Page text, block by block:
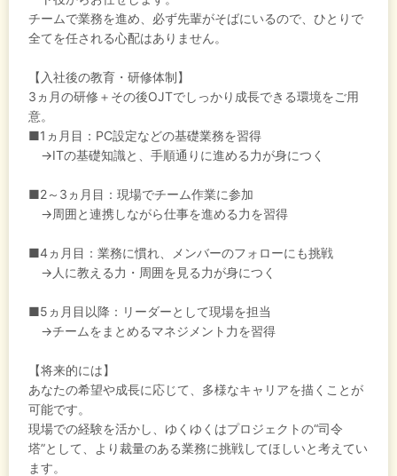
チームで業務を進め、必ず先輩がそばにいるので、ひとりで
全てを任される心配はありません。
【入社後の教育・研修体制】
3ヵ月の研修＋その後OJTでしっかり成長できる環境をご用
意。
■1ヵ月目：PC設定などの基礎業務を習得
→ITの基礎知識と、手順通りに進める力が身につく
■2～3ヵ月目：現場でチーム作業に参加
→周囲と連携しながら仕事を進める力を習得
■4ヵ月目：業務に慣れ、メンバーのフォローにも挑戦
→人に教える力・周囲を見る力が身につく
■5ヵ月目以降：リーダーとして現場を担当
→チームをまとめるマネジメント力を習得
【将来的には】
あなたの希望や成長に応じて、多様なキャリアを描くことが
可能です。
現場での経験を活かし、ゆくゆくはプロジェクトの“司令
塔”として、より裁量のある業務に挑戦してほしいと考えてい
ます。